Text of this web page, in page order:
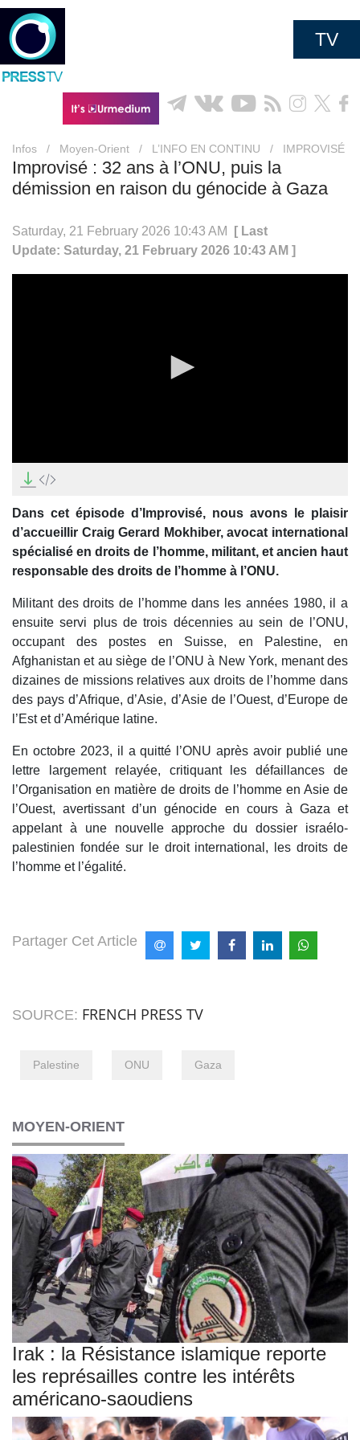
TV
Infos / Moyen-Orient / L’INFO EN CONTINU / IMPROVISÉ
Improvisé : 32 ans à l’ONU, puis la
démission en raison du génocide à Gaza
Saturday, 21 February 2026 10:43 AM
[ Last
Update: Saturday, 21 February 2026 10:43 AM ]
seconds
0
seconds
Dans cet épisode d’Improvisé, nous avons le plaisir
d’accueillir Craig Gerard Mokhiber, avocat international
spécialisé en droits de l’homme, militant, et ancien haut
responsable des droits de l’homme à l’ONU.
Militant des droits de l’homme dans les années 1980, il a
ensuite servi plus de trois décennies au sein de l’ONU,
occupant des postes en Suisse, en Palestine, en
Afghanistan et au siège de l’ONU à New York, menant des
dizaines de missions relatives aux droits de l’homme dans
des pays d’Afrique, d’Asie, d’Asie de l’Ouest, d’Europe de
l’Est et d’Amérique latine.
En octobre 2023, il a quitté l’ONU après avoir publié une
lettre largement relayée, critiquant les défaillances de
l’Organisation en matière de droits de l’homme en Asie de
l’Ouest, avertissant d’un génocide en cours à Gaza et
appelant à une nouvelle approche du dossier israélo-
palestinien fondée sur le droit international, les droits de
l’homme et l’égalité.
Partager Cet Article
SOURCE: FRENCH PRESS TV
Palestine ONU Gaza
MOYEN-ORIENT
Irak : la Résistance islamique reporte
les représailles contre les intérêts
américano-saoudiens